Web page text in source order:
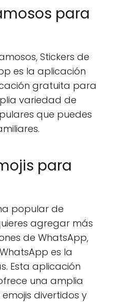
para
Stickers de
es la aplicación
gratuita para
variedad de
que puedes
para
popular de
agregar más
de WhatsApp,
es la
Esta aplicación
una amplia
divertidos y